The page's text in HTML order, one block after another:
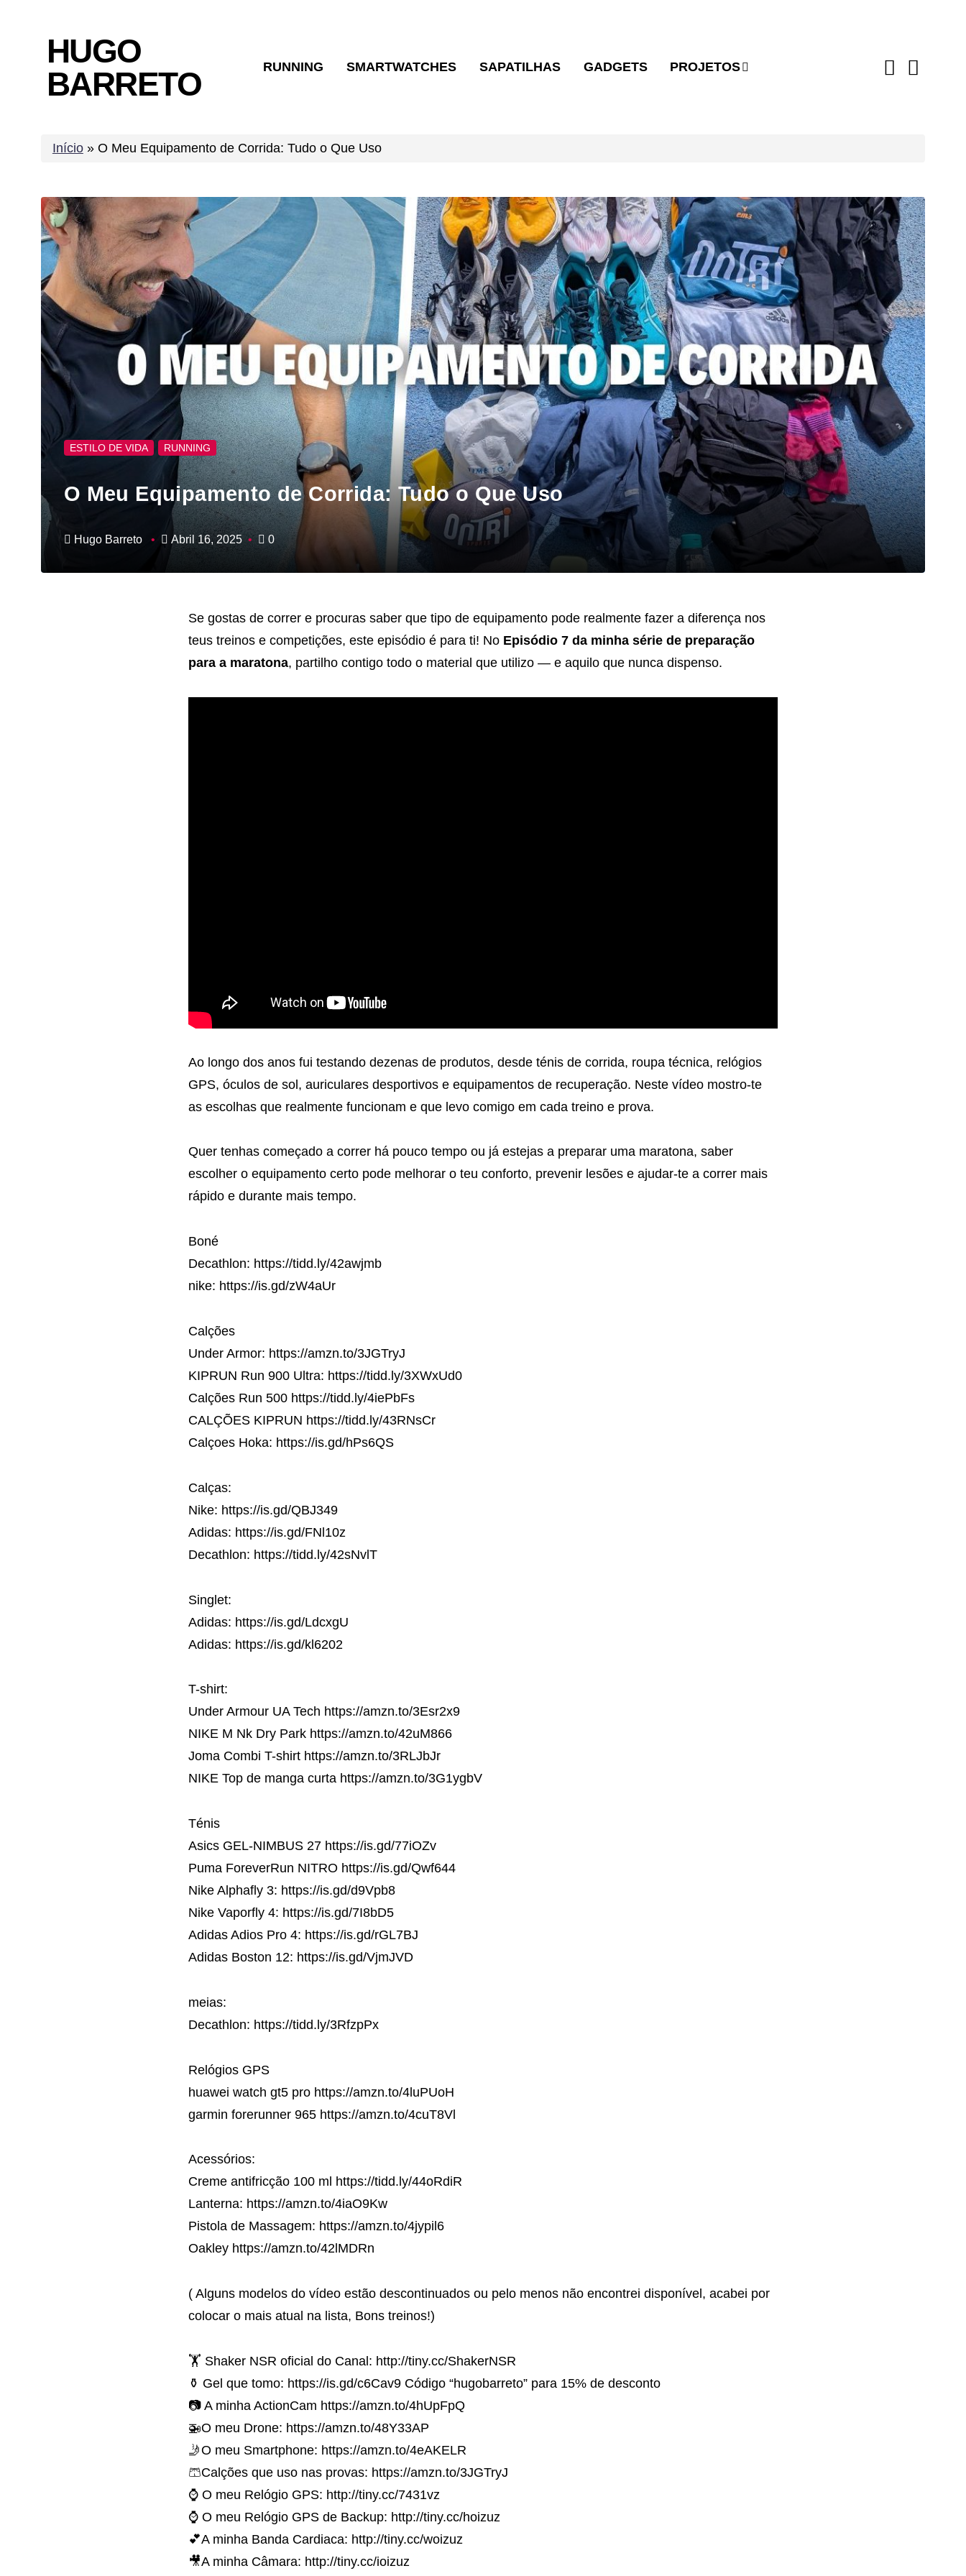
HUGO
BARRETO
RUNNING SMARTWATCHES SAPATILHAS GADGETS PROJETOS
Início» O Meu Equipamento de Corrida: Tudo o Que Uso
ESTILO DE VIDA RUNNING
O Meu Equipamento de Corrida: Tudo o Que Uso
Hugo Barreto Abril 16, 2025 0
Se gostas de correr e procuras saber que tipo de equipamento pode realmente fazer a diferença nos
teus treinos e competições, este episódio é para ti! No Episódio 7 da minha série de preparação
para a maratona, partilho contigo todo o material que utilizo — e aquilo que nunca dispenso.
Ao longo dos anos fui testando dezenas de produtos, desde ténis de corrida, roupa técnica, relógios
GPS, óculos de sol, auriculares desportivos e equipamentos de recuperação. Neste vídeo mostro-te
as escolhas que realmente funcionam e que levo comigo em cada treino e prova.
Quer tenhas começado a correr há pouco tempo ou já estejas a preparar uma maratona, saber
escolher o equipamento certo pode melhorar o teu conforto, prevenir lesões e ajudar-te a correr mais
rápido e durante mais tempo.
Boné
Decathlon: https://tidd.ly/42awjmb
nike: https://is.gd/zW4aUr
Calções
Under Armor: https://amzn.to/3JGTryJ
KIPRUN Run 900 Ultra: https://tidd.ly/3XWxUd0
Calções Run 500 https://tidd.ly/4iePbFs
CALÇÕES KIPRUN https://tidd.ly/43RNsCr
Calçoes Hoka: https://is.gd/hPs6QS
Calças:
Nike: https://is.gd/QBJ349
Adidas: https://is.gd/FNl10z
Decathlon: https://tidd.ly/42sNvlT
Singlet:
Adidas: https://is.gd/LdcxgU
Adidas: https://is.gd/kl6202
T-shirt:
Under Armour UA Tech https://amzn.to/3Esr2x9
NIKE M Nk Dry Park https://amzn.to/42uM866
Joma Combi T-shirt https://amzn.to/3RLJbJr
NIKE Top de manga curta https://amzn.to/3G1ygbV
Ténis
Asics GEL-NIMBUS 27 https://is.gd/77iOZv
Puma ForeverRun NITRO https://is.gd/Qwf644
Nike Alphafly 3: https://is.gd/d9Vpb8
Nike Vaporfly 4: https://is.gd/7I8bD5
Adidas Adios Pro 4: https://is.gd/rGL7BJ
Adidas Boston 12: https://is.gd/VjmJVD
meias:
Decathlon: https://tidd.ly/3RfzpPx
Relógios GPS
huawei watch gt5 pro https://amzn.to/4luPUoH
garmin forerunner 965 https://amzn.to/4cuT8Vl
Acessórios:
Creme antifricção 100 ml https://tidd.ly/44oRdiR
Lanterna: https://amzn.to/4iaO9Kw
Pistola de Massagem: https://amzn.to/4jypil6
Oakley https://amzn.to/42lMDRn
( Alguns modelos do vídeo estão descontinuados ou pelo menos não encontrei disponível, acabei por
colocar o mais atual na lista, Bons treinos!)
🏋️ Shaker NSR oficial do Canal: http://tiny.cc/ShakerNSR
⚱️ Gel que tomo: https://is.gd/c6Cav9 Código “hugobarreto” para 15% de desconto
📷 A minha ActionCam https://amzn.to/4hUpFpQ
🚁O meu Drone: https://amzn.to/48Y33AP
🤳O meu Smartphone: https://amzn.to/4eAKELR
🩳Calções que uso nas provas: https://amzn.to/3JGTryJ
⌚ O meu Relógio GPS: http://tiny.cc/7431vz
⌚ O meu Relógio GPS de Backup: http://tiny.cc/hoizuz
💕A minha Banda Cardiaca: http://tiny.cc/woizuz
🎥A minha Câmara: http://tiny.cc/ioizuz